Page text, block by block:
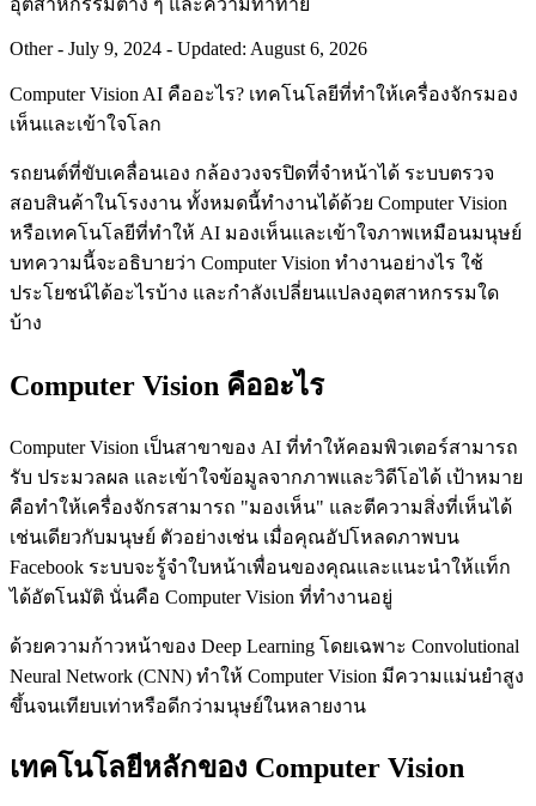
Other- July 9, 2024 - Updated: August 6, 2026
Computer Vision AI คืออะไร? เทคโนโลยีที่ทำให้เครื่องจักรมอง
เห็นและเข้าใจโลก
รถยนต์ที่ขับเคลื่อนเอง กล้องวงจรปิดที่จำหน้าได้ ระบบตรวจ
สอบสินค้าในโรงงาน ทั้งหมดนี้ทำงานได้ด้วย Computer Vision
หรือเทคโนโลยีที่ทำให้ AI มองเห็นและเข้าใจภาพเหมือนมนุษย์
บทความนี้จะอธิบายว่า Computer Vision ทำงานอย่างไร ใช้
ประโยชน์ได้อะไรบ้าง และกำลังเปลี่ยนแปลงอุตสาหกรรมใด
บ้าง
Computer Vision คืออะไร
Computer Vision เป็นสาขาของ AI ที่ทำให้คอมพิวเตอร์สามารถ
รับ ประมวลผล และเข้าใจข้อมูลจากภาพและวิดีโอได้ เป้าหมาย
คือทำให้เครื่องจักรสามารถ "มองเห็น" และตีความสิ่งที่เห็นได้
เช่นเดียวกับมนุษย์ ตัวอย่างเช่น เมื่อคุณอัปโหลดภาพบน
Facebook ระบบจะรู้จำใบหน้าเพื่อนของคุณและแนะนำให้แท็ก
ได้อัตโนมัติ นั่นคือ Computer Vision ที่ทำงานอยู่
ด้วยความก้าวหน้าของ Deep Learning โดยเฉพาะ Convolutional
Neural Network (CNN) ทำให้ Computer Vision มีความแม่นยำสูง
ขึ้นจนเทียบเท่าหรือดีกว่ามนุษย์ในหลายงาน
เทคโนโลยีหลักของ Computer Vision